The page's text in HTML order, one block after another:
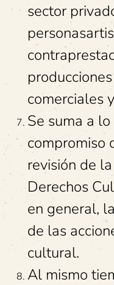
sector
comerciales
Se suma a
compromiso
revisión de
Derechos
en general,
de las
cultural.
Al mismo